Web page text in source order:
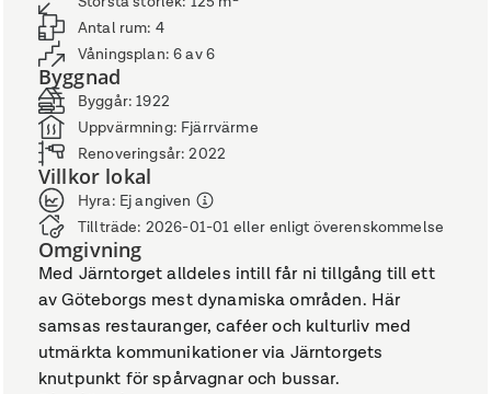
Antal rum: 4
Våningsplan:6 av 6
Byggnad
Byggår:1922
Uppvärmning: Fjärrvärme
Renoveringsår:2022
Villkor lokal
Hyra: Ej angiven
Tillträde: 2026-01-01 eller enligt överenskommelse
Omgivning
Med Järntorget alldeles intill får ni tillgång till ett
av Göteborgs mest dynamiska områden. Här
samsas restauranger, caféer och kulturliv med
utmärkta kommunikationer via Järntorgets
knutpunkt för spårvagnar och bussar.